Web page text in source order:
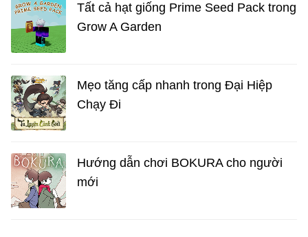
Tất cả hạt giống Prime Seed Pack trong
Grow A Garden
Mẹo tăng cấp nhanh trong Đại Hiệp
Chạy Đi
Hướng dẫn chơi BOKURA cho người
mới